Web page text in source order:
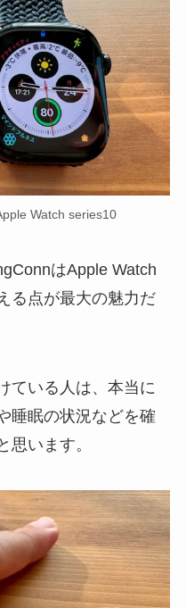
Watch series10
はApple Watch
る点が最大の魅力だ
ている人は、本当に
睡眠の状況などを確
思います。